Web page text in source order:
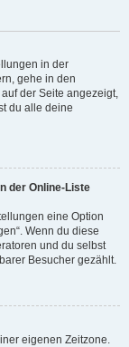
in der
gehe in den
der Seite angezeigt,
du alle deine
der Online-Liste
eine Option
Wenn du diese
und du selbst
Besucher gezählt.
eigenen Zeitzone.